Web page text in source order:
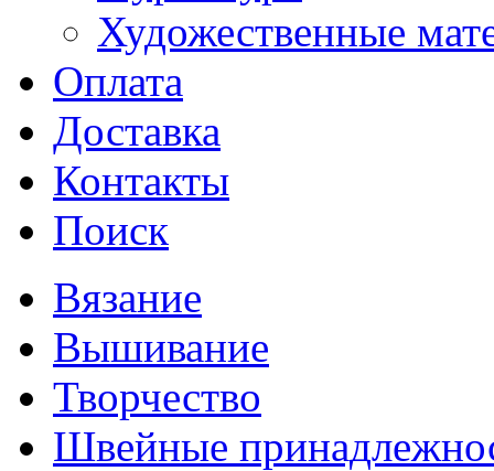
Художественные
Оплата
Доставка
Контакты
Поиск
Вязание
Вышивание
Творчество
Швейные